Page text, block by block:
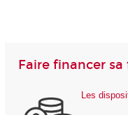
Faire financer
Les